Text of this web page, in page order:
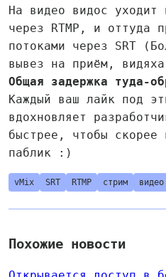
На видео видос
через RTMP, и оттуда
потоками через SRT
вывез на приём,
Общая задержка туда-
Каждый ваш лайк под
вдохновляет
быстрее, чтобы скорее
паблик :)
vMix SRT RTMP стрим видео
Похожие новости